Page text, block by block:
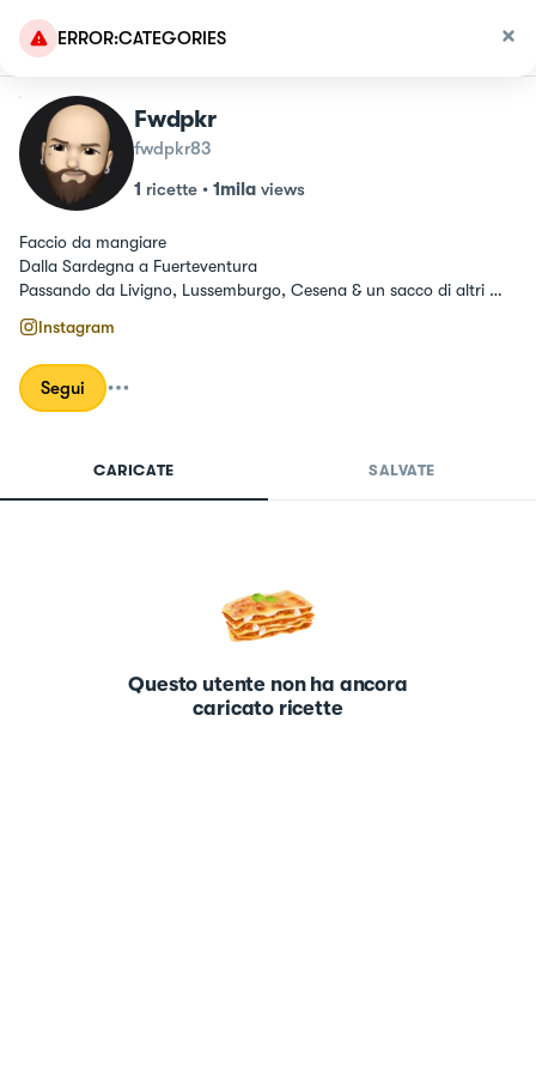
ERROR:CATEGORIES
Fwdpkr
fwdpkr83
1 ricette • 1mila views
Faccio da mangiare
Dalla Sardegna a Fuerteventura
Passando da Livigno, Lussemburgo, Cesena & un sacco di altri
Peace, Love & Enjoy your Meal
Instagram
Segui
CARICATE SALVATE
Questo utente non ha ancora
caricato ricette